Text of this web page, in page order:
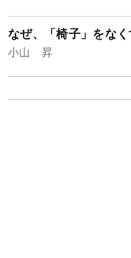
なぜ、「椅子」をな
小山 昇